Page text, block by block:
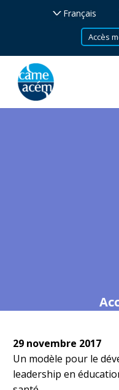
Accès
29 novembre 2017
Un modèle pour le
leadership en